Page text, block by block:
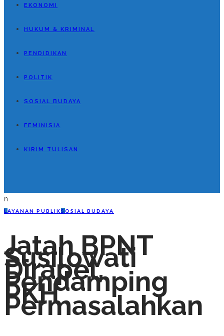
EKONOMI
HUKUM & KRIMINAL
PENDIDIKAN
POLITIK
SOSIAL BUDAYA
FEMINISIA
KIRIM TULISAN
n
L AYANAN PUBLIKS OSIAL BUDAYA
Jatah BPNT
Susilowati
Dirapel,
Pendamping
PKH
Permasalahkan